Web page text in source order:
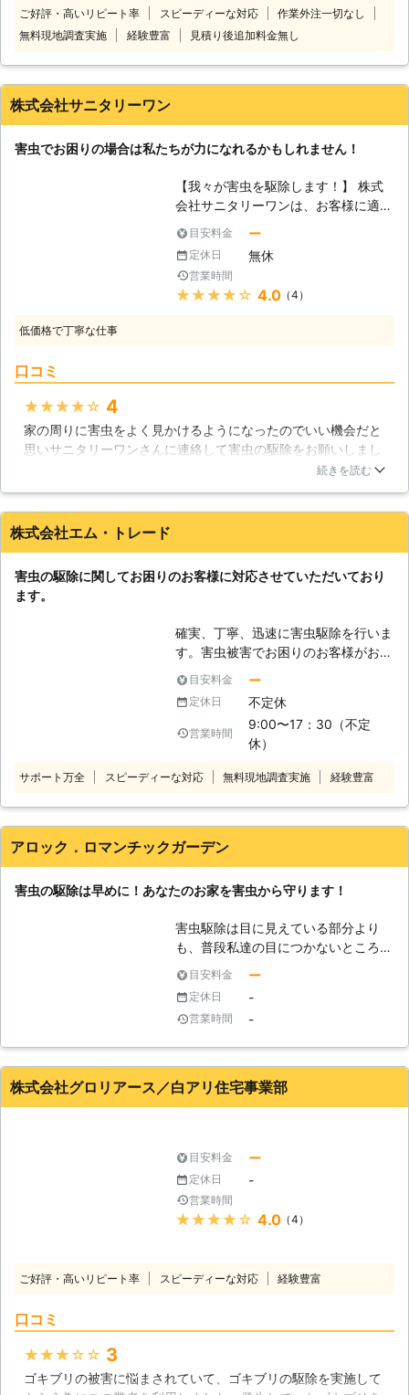
から作業に取り掛かればそこまで大事
にならなくて済むことが多いです。で
てください。
るため駆除してほしい」 「業者に駆
除を依頼したけど、また再発してしま
い、対処します。 ゴキブリ・トコジ
お悩みの際は、お気軽に私達の害虫駆
除サービスをご利用ください。 ●業
界9年の実績！3,000軒の現場で駆除
をおこなってきました P.T.Oはこれま
で3,000軒もの現場で害虫駆除をおこ
なってきた実績があります。 そのた
め、駆除作業には自信を持って提供す
達までお気軽にご連絡ください ●事
は、一般家庭の駆除サービス以外にも
飲食店やオフィスなど事業者向けの害
虫駆除サービスも展開しております。
定期管理や衛生調査、ウイルス・菌の
消毒などを承っていますので、どのよ
うな些細なことでも構いません。気に
し付けください。 調査やお見積りは
無料です。 ●損害保険に加入してい
工時に物に傷をつけたり、破損させて
しまった際は、すべて私達が責任を負
福岡県を中心に害虫被害でお困りの方
に対応しております。 害虫駆除業者
をお探しの際は、お気軽に私達までご
相談ください。
ご好評・高いリピート率 スピーディーな対応
作業外注一切なし
無料現地調査実施
経験豊富 見積り後追加料金無し
株式会社サニタリーワン
害虫でお困りの場合は私たちが力になれるかもしれません！
【我々が害虫を駆除します！】 株式
会社サニタリーワンは、お客様に適切
な害虫駆除を行う業者です。安易な施
行では害虫の進行を防ぐことはできま
せんので、作業の際には慎重かつ大胆
な行動を心がけております。そのため
には、しっかりとした綿密な調査が大
避けたいですよね。また、害虫駆除は
方法によっては近隣住民様とのトラブ
ルの問題にもなってしまいます。株式
会社サニタリーワンは、そのような点
もしっかりと理解した上での作業を行
い。 【様々な害虫被害】 害虫被害
は、様々な面において影響を及ぼすも
のです。それがシロアリであった場合
すし、ダニなどであった場合にはアレ
ルギーや感染症の恐れもあります。ハ
危険性もありますから、一点に集中し
ての作業は危険ということがわかりま
す。大切なのは視野の広さです。広く
多面的に事態を捕らえることで問題解
添った業務が実現するのです。株式会
束いたします。
目安料金 ー
定休日 無休
営業時間
★★★★★ 4.0（4）
低価格で丁寧な仕事
口コミ
★★★★★ 4
家の周りに害虫をよく見かけるようになったのでいい機会だと
思いサニタリーワンさんに連絡して害虫の駆除をお願いしまし
た。発生原因を突き止めてもらい、駆除だけでなく対策まで行
降、害虫を見かける事が無くなったのでサニタリーワンさんに
お願いして良かったです。
福岡県 行橋市 2016年11月30日
続きを読む
株式会社エム・トレード
害虫の駆除に関してお困りのお客様に対応させていただいており
ます。
確実、丁寧、迅速に害虫駆除を行いま
す。害虫被害でお困りのお客様がおり
ましたら私たち株式会社エム・トレー
ドまでお気軽にご相談ください。 弊
社に在籍しているスタッフはみな経験
豊富で実績豊富なベテランスタッフ
が、お客様の満足いただける駆除作業
を提供いたします。 親切丁寧な対応
を心がけ、常にお客様目線での駆除作
業を考えておりますので適当な作業は
一切いたしません。 あらゆる害虫に
対応可能ですので、害虫のことで何か
エム・トレードまでお申し付けくださ
い。 弊社スタッフが真摯にスピーデ
ィーに対応し、お客様の困ったを解決
するお手伝いをさせていただきます。
目安料金 ー
定休日 不定休
営業時間
9:00〜17：30（不定
休）
サポート万全 スピーディーな対応 無料現地調査実施 経験豊富
アロック．ロマンチックガーデン
害虫の駆除は早めに！あなたのお家を害虫から守ります！
害虫駆除は目に見えている部分より
も、普段私達の目につかないところに
潜んでいる種類の方が圧倒的に多いで
す。そのため、家の隅々まで調査して
みると、実は害虫だらけだったという
ことも少なくありません。害虫が家に
す。害虫の中には大量の病原菌を保有
しているものがいます。それら病原菌
処が必要です。害虫被害でお困りの方
は、ぜひ一度ご相談ください。
目安料金 ー
定休日 -
営業時間 -
株式会社グロリアース／白アリ住宅事業部
目安料金 ー
定休日 -
営業時間
★★★★★ 4.0（4）
ご好評・高いリピート率 スピーディーな対応 経験豊富
口コミ
★★★★★ 3
ゴキブリの被害に悩まされていて、ゴキブリの駆除を実施して